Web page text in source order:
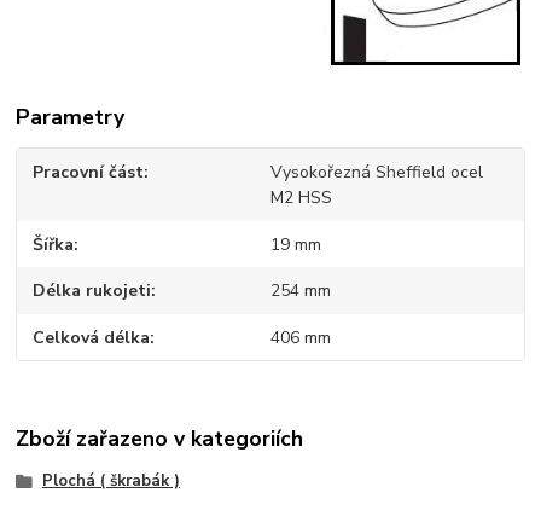
Parametry
Pracovní část
Vysokořezná Sheffield ocel
M2 HSS
Šířka 19 mm
Délka rukojeti 254 mm
Celková délka 406 mm
Zboží zařazeno v kategoriích
Plochá ( škrabák )